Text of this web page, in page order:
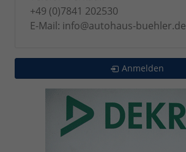
+49 (0)7841 202530
E-Mail: info@autohaus-buehler.de
Anmelden